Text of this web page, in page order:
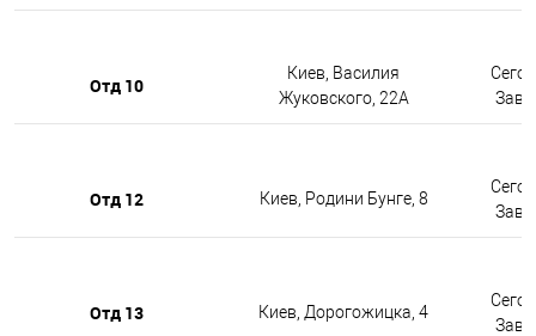
Отд 10
Киев, Василия
Жуковского, 22А
Отд 12 Киев, Родини Бунге, 8
Отд 13 Киев, Дорогожицка, 4